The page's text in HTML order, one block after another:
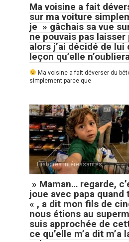
Ma voisine a fait
sur ma voiture
je » gâchais sa vue
ne pouvais pas laisser
alors j’ai décidé de lui
leçon qu’elle
Ma voisine a fait déverser du
simplement parce que
Histoires Intéressantes
» Maman… regarde,
joue avec papa quand
« , a dit mon fils de
nous étions au
suis approchée de
ce qu’elle m’a dit m’a